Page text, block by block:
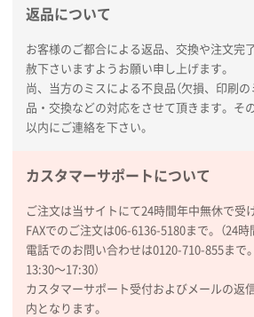
新潟県R社様
2026年01月16日 10:53
納期が比較的短く、ロット数が豊
かったため
山口県P社様
③1枚
希望の商品の取り扱いがあったの
大阪府のお客様
厚手コットンマチ付トートL ナチ
200枚
返品について
お客様のご都合による返品、交換や注文完
赦下さいますようお願い申し上げます。
尚、当方のミスによる不良品（欠損、印刷の
品・交換などの対応をさせて頂きます。そ
以内にご連絡を下さい。
カスタマーサポートについて
ご注文は当サイトにて24時間年中無休で受
FAXでのご注文は06-6136-5180まで。（24時
電話でのお問い合わせは0120-710-855まで
13:30〜17:30）
カスタマーサポート受付およびメールの返
内となります。